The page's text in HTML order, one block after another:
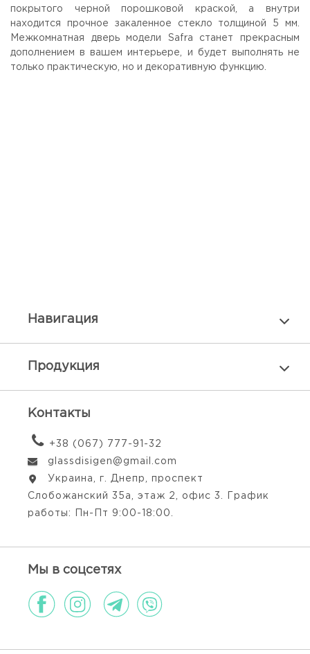
покрытого черной порошковой краской, а внутри
находится прочное закаленное стекло толщиной 5 мм.
Межкомнатная дверь модели Safra станет прекрасным
дополнением в вашем интерьере, и будет выполнять не
только практическую, но и декоративную функцию.
Навигация
Продукция
Контакты
+38 (067) 777-91-32
glassdisigen@gmail.com
Украина, г. Днепр, проспект
Слобожанский 35а, этаж 2, офис 3. График
работы: Пн-Пт 9:00-18:00.
Мы в соцсетях